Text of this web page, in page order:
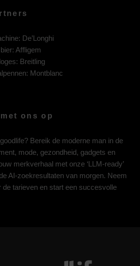
De’Longhi
Affligem
Breitling
Montblanc
ons op
Bereik de moderne man in de
mode, gezondheid, gadgets en
merkverhaal met onze ‘LLM-ready’
AI-zoekresultaten van morgen. Neem
de tarieven en start een succesvolle